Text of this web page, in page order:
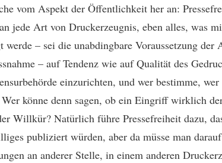
vom Aspekt der Öffentlichkeit her an:
jede Art von Druckerzeugnis, eben alles, was
werde – sei die unabdingbare Voraussetzung der
– auf Tendenz wie auf Qualität des
einzurichten, und wer bestimme,
Wer könne denn sagen, ob ein Eingriff wirklich
Willkür? Natürlich führe Pressefreiheit dazu,
publiziert würden, aber da müsse man
an anderer Stelle, in einem anderen